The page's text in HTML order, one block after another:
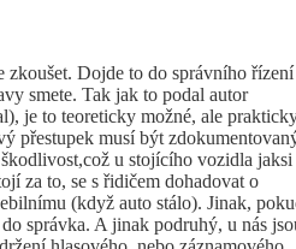
zkoušet. Dojde to do správního řízení
smete. Tak jak to podal autor
je to teoreticky možné, ale
přestupek musí být
u stojícího vozidla jaksi
za to, se s řidičem dohadovat o
(když auto stálo). Jinak,
správka. A jinak podruhý, u nás